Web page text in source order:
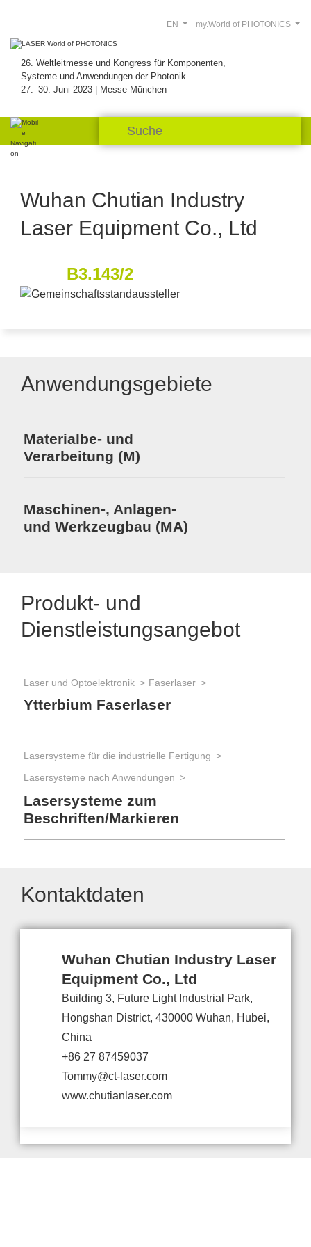
26. Weltleitmesse und Kongress für Komponenten,
Systeme und Anwendungen der Photonik
27.–30. Juni 2023 | Messe München
my.World of PHOTONICS
EN
Wuhan Chutian Industry
Laser Equipment Co., Ltd
B3.143/2
Anwendungsgebiete
Materialbe- und
Verarbeitung (M)
Maschinen-, Anlagen-
und Werkzeugbau (MA)
Produkt- und
Dienstleistungsangebot
Laser und Optoelektronik Faserlaser
Ytterbium Faserlaser
Lasersysteme für die industrielle Fertigung
Lasersysteme nach Anwendungen
Lasersysteme zum
Beschriften/Markieren
Kontaktdaten
Wuhan Chutian Industry Laser
Equipment Co., Ltd
Building 3, Future Light Industrial Park,
Hongshan District, 430000 Wuhan, Hubei,
China
+86 27 87459037
Tommy@ct-laser.com
www.chutianlaser.com